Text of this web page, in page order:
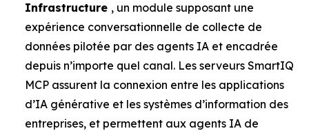
Infrastructure , un module supposant une
expérience conversationnelle de collecte de
données pilotée par des agents IA et encadrée
depuis n’importe quel canal. Les serveurs SmartIQ
MCP assurent la connexion entre les applications
d’IA générative et les systèmes d’information des
entreprises, et permettent aux agents IA de